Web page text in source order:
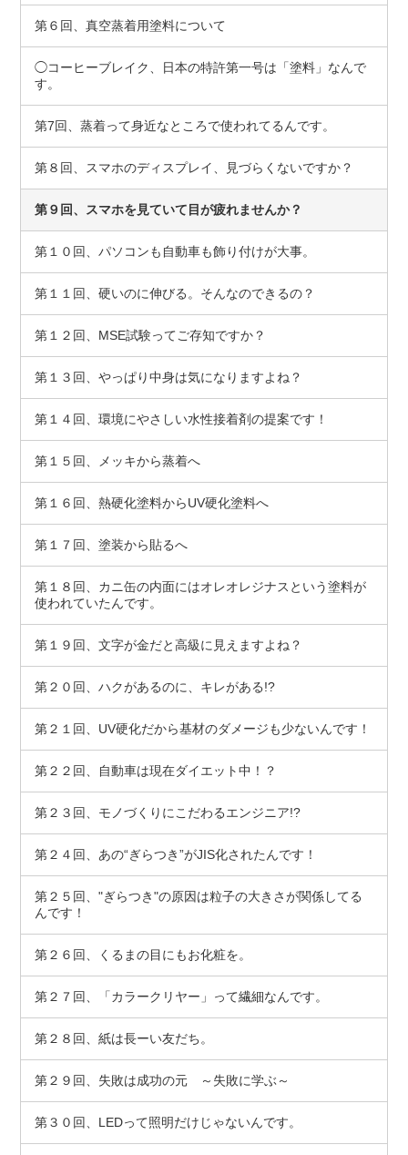
第６回、真空蒸着用塗料について
◯コーヒーブレイク、日本の特許第一号は「塗料」なんで
す。
第7回、蒸着って身近なところで使われてるんです。
第８回、スマホのディスプレイ、見づらくないですか？
第９回、スマホを見ていて目が疲れませんか？
第１０回、パソコンも自動車も飾り付けが大事。
第１１回、硬いのに伸びる。そんなのできるの？
第１２回、MSE試験ってご存知ですか？
第１３回、やっぱり中身は気になりますよね？
第１４回、環境にやさしい水性接着剤の提案です！
第１５回、メッキから蒸着へ
第１６回、熱硬化塗料からUV硬化塗料へ
第１７回、塗装から貼るへ
第１８回、カニ缶の内面にはオレオレジナスという塗料が
使われていたんです。
第１９回、文字が金だと高級に見えますよね？
第２０回、ハクがあるのに、キレがある!?
第２１回、UV硬化だから基材のダメージも少ないんです！
第２２回、自動車は現在ダイエット中！？
第２３回、モノづくりにこだわるエンジニア!?
第２４回、あの“ぎらつき”がJIS化されたんです！
第２５回、"ぎらつき"の原因は粒子の大きさが関係してる
んです！
第２６回、くるまの目にもお化粧を。
第２７回、「カラークリヤー」って繊細なんです。
第２８回、紙は長ーい友だち。
第２９回、失敗は成功の元 ～失敗に学ぶ～
第３０回、LEDって照明だけじゃないんです。